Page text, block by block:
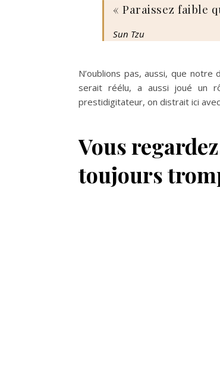
« Paraissez faible
Sun Tzu
N’oublions pas, aussi, que
serait réélu, a aussi joué un
prestidigitateur, on distrait ici
Vous
toujours